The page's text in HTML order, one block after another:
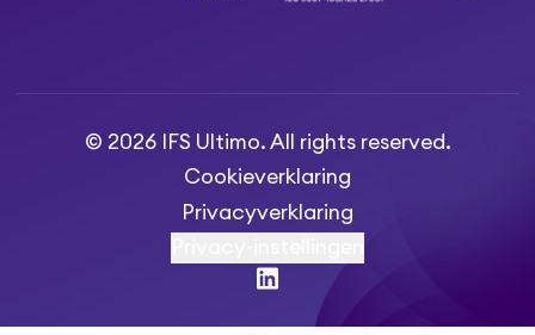
© 2026 IFS Ultimo. All rights reserved.
Cookieverklaring
Privacyverklaring